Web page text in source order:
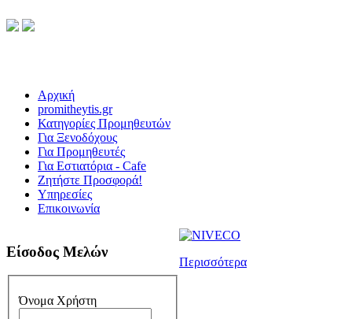
Αρχική
promitheytis.gr
Κατηγορίες Προμηθευτών
Για Ξενοδόχους
Για Προμηθευτές
Για Εστιατόρια - Cafe
Ζητήστε Προσφορά!
Υπηρεσίες
Επικοινωνία
Είσοδος Μελών
Όνομα Χρήστη
Περισσότερα